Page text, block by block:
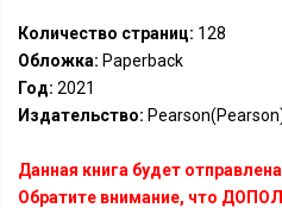
Количество страниц: 128
Обложка: Paperback
Год: 2021
Издательство:
Данная книга будет
Обратите внимание, что